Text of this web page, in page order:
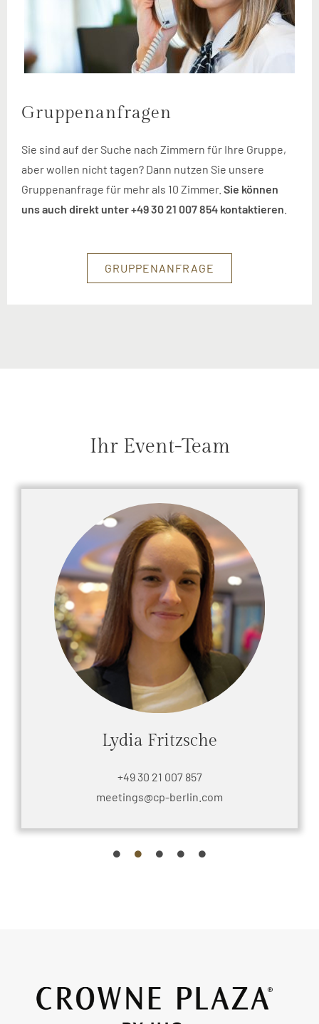
Gruppen­anfragen
Sie sind auf der Suche nach Zimmern für Ihre Gruppe,
aber wollen nicht tagen? Dann nutzen Sie unsere
Gruppenanfrage für mehr als 10 Zimmer. Sie können
uns auch direkt unter +49 30 21 007 854 kontaktieren
GRUPPENANFRAGE
Ihr Event-Team
Lydia Fritzsche
+49 30 21 007 857
meetings@cp-berlin.com